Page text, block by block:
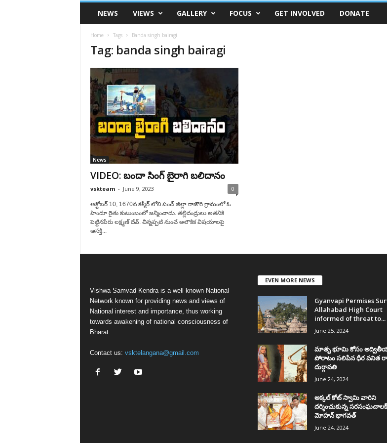
VSK
TelanganaNEWS VIEWS GALLERY FOCUS GET INVOLVED DONATE
Home Tags Banda singh bairagi
Tag: banda singh bairagi
News
VIDEO: బందా సింగ్ బైరాగి బలిదానం
vskteam - June 9, 2023 0
అక్టోబర్ 10, 1670న కశ్మీర్ లోని పంచ్ జిల్లా రాజౌరి గ్రామంలో ఓ
హిందూ రైతు కుటుంబంలో జన్మించాడు. తల్లిదండ్రులు అతనికి
పెట్టినపేరు లక్ష్మణ్ దేవ్. చిన్నప్పటి నుంచే అలౌకిక విషయాలపై
ఆసక్తి...
Vishwa Samvad Kendra is a well known National
Network known for providing news and views of
National interest and importance, thus working
towards awakening of national consciousness of
Bharat.
Contact us: vsktelangana@gmail.com
EVEN MORE NEWS
Gyanvapi Permises
Allahabad High Court
informed of threat to...
June 25, 2024
మాతృ భూమి కోసం
పోరాటం సలిపిన ధీర వనిత
దుర్గావతి
June 24, 2024
అక్కల్‌ కోట్‌ స్వామి వారిని
దర్శించుకున్న సరసంఘచాలక్
మోహన్ భాగవత్
June 24, 2024